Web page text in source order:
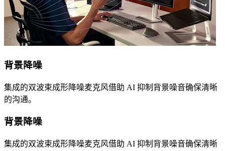
背景降噪
集成的双波束成形降噪麦克风借助 AI 抑制背景噪音确保清晰
的沟通。
背景降噪
集成的双波束成形降噪麦克风借助 AI 抑制背景噪音确保清晰